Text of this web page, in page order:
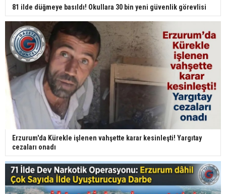
81 ilde düğmeye basıldı! Okullara 30 bin yeni güvenlik görevlisi
Erzurum'da Kürekle işlenen vahşette karar kesinleşti! Yargıtay
cezaları onadı